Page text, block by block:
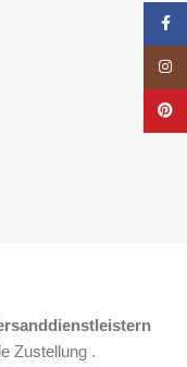
Zustellung .